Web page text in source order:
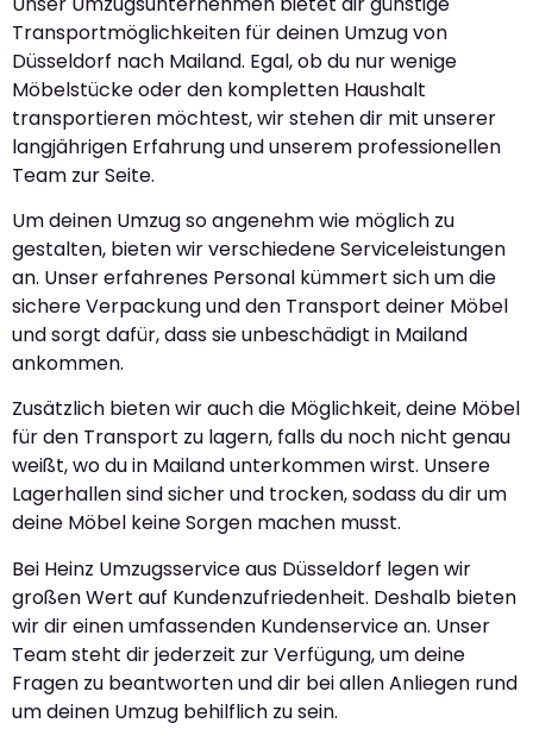
Transportmöglichkeiten für deinen Umzug von
Düsseldorf nach Mailand. Egal, ob du nur wenige
Möbelstücke oder den kompletten Haushalt
transportieren möchtest, wir stehen dir mit unserer
langjährigen Erfahrung und unserem professionellen
Team zur Seite.
Um deinen Umzug so angenehm wie möglich zu
gestalten, bieten wir verschiedene Serviceleistungen
an. Unser erfahrenes Personal kümmert sich um die
sichere Verpackung und den Transport deiner Möbel
und sorgt dafür, dass sie unbeschädigt in Mailand
ankommen.
Zusätzlich bieten wir auch die Möglichkeit, deine Möbel
für den Transport zu lagern, falls du noch nicht genau
weißt, wo du in Mailand unterkommen wirst. Unsere
Lagerhallen sind sicher und trocken, sodass du dir um
deine Möbel keine Sorgen machen musst.
Bei Heinz Umzugsservice aus Düsseldorf legen wir
großen Wert auf Kundenzufriedenheit. Deshalb bieten
wir dir einen umfassenden Kundenservice an. Unser
Team steht dir jederzeit zur Verfügung, um deine
Fragen zu beantworten und dir bei allen Anliegen rund
um deinen Umzug behilflich zu sein.